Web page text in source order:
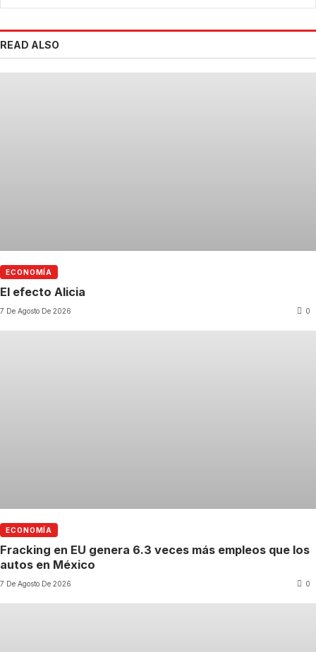
READ ALSO
ECONOMÍA
El efecto Alicia
7 De Agosto De 2026 0
ECONOMÍA
Fracking en EU genera 6.3 veces más empleos que los
autos en México
7 De Agosto De 2026 0